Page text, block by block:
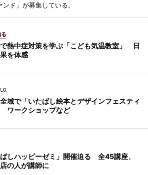
ド」が募集している。
熱中症対策を学ぶ「こども気温教室」 日
を体感
ぶ
域で「いたばし絵本とデザインフェスティ
ワークショップなど
ばしハッピーゼミ」開催迫る 全45講座、
の人が講師に